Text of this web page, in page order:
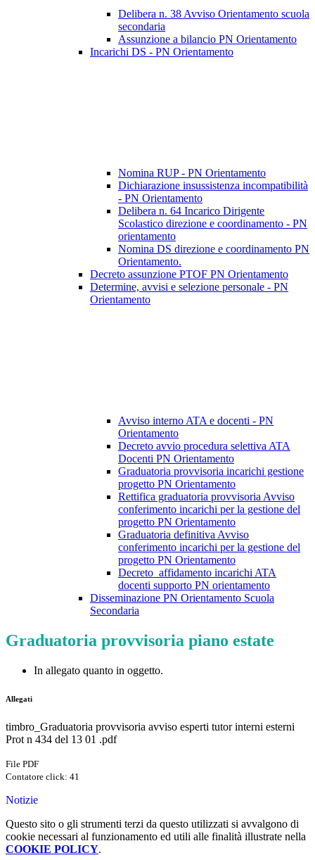
Delibera n. 38 Avviso Orientamento scuola
secondaria
Assunzione a bilancio PN Orientamento
Incarichi DS - PN Orientamento
Nomina RUP - PN Orientamento
Dichiarazione insussistenza incompatibilità
- PN Orientamento
Delibera n. 64 Incarico Dirigente
Scolastico direzione e coordinamento - PN
orientamento
Nomina DS direzione e coordinamento PN
Orientamento.
Decreto assunzione PTOF PN Orientamento
Determine, avvisi e selezione personale - PN
Orientamento
Avviso interno ATA e docenti - PN
Orientamento
Decreto avvio procedura selettiva ATA
Docenti PN Orientamento
Graduatoria provvisoria incarichi gestione
progetto PN Orientamento
Rettifica graduatoria provvisoria Avviso
conferimento incarichi per la gestione del
progetto PN Orientamento
Graduatoria definitiva Avviso
conferimento incarichi per la gestione del
progetto PN Orientamento
Decreto_affidamento incarichi ATA
docenti supporto PN orientamento
Disseminazione PN Orientamento Scuola
Secondaria
Graduatoria provvisoria piano estate
In allegato quanto in oggetto.
Allegati
timbro_Graduatoria provvisoria avviso esperti tutor interni esterni
Prot n 434 del 13 01 .pdf
File PDF
Contatore click: 41
Notizie
Questo sito o gli strumenti terzi da questo utilizzati si avvalgono di
cookie necessari al funzionamento ed utili alle finalità illustrate nella
COOKIE POLICY.